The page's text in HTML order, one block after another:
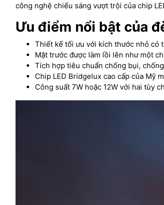
công nghệ chiếu sáng vượt trội của chip
Ưu điểm nổi bật của
Thiết kế tối ưu với kích thước nhỏ có
Mặt trước được làm lồi lên như một
Tích hợp tiêu chuẩn chống bụi,
Chip LED Bridgelux cao cấp của Mỹ
Công suất 7W hoặc 12W với hai tùy